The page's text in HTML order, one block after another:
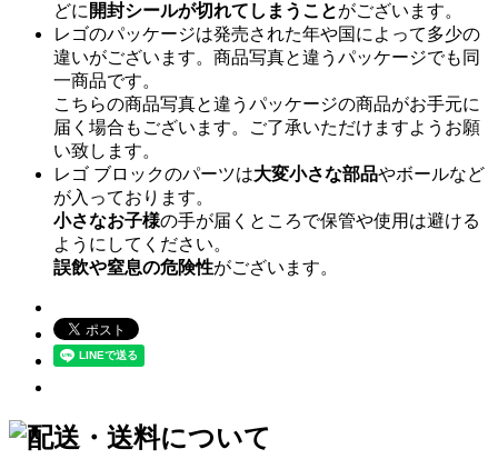
どに 開封シールが切れてしまうことがございます。
レゴのパッケージは発売された年や国によって多少の
違いがございます。商品写真と違うパッケージでも同
一商品です。
こちらの商品写真と違うパッケージの商品がお手元に
届く場合もございます。ご了承いただけますようお願
い致します。
レゴ ブロックのパーツは大変小さな部品やボールなど
が入っております。
小さなお子様の手が届くところで保管や使用は避ける
ようにしてください。
誤飲や窒息の危険性がございます。